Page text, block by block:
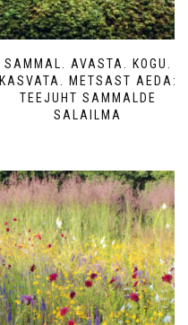
SAMMAL. AVASTA. KOGU.
KASVATA. METSAST AEDA:
TEEJUHT SAMMALDE
SALAILMA